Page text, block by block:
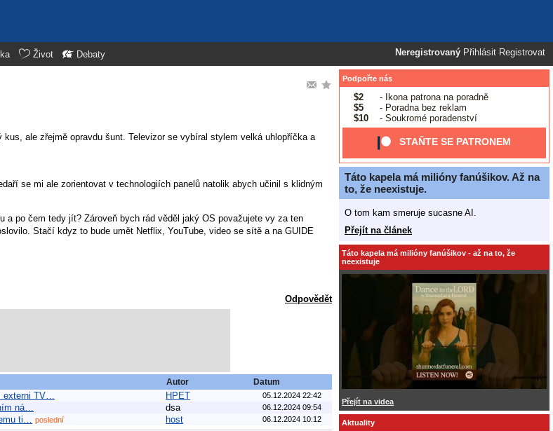
Neregistrovaný Přihlásit Registrovat
Život Debaty
ale zřejmě opravdu šunt. Televizor se vybíral stylem velká uhlopříčka a
se mi ale zorientovat v technologiích panelů natolik abych učinil s klidným
a po čem tedy jít? Zároveň bych rád věděl jaký OS považujete vy za ten
Stačí kdyz to bude umět Netflix, YouTube, video se sítě a na GUIDE
Odpovědět
Autor Datum
TV… HPET 05.12.2024 22:42
ná… dsa 06.12.2024 09:54
ti… poslední host 06.12.2024 10:12
Podpořte nás
$2
- Ikona patrona na poradně
$5
- Poradna bez reklam
$10
- Soukromé poradenství
STAŇTE SE PATRONEM
Táto kapela má milióny fanúšikov. Až na
to, že neexistuje.
O tom kam smeruje sucasne AI.
Přejít na článek
Táto kapela má milióny fanúšikov - až na to, že
neexistuje
Přejít na videa
Aktuality